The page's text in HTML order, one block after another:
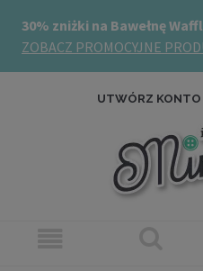
UTWÓRZ KONTO